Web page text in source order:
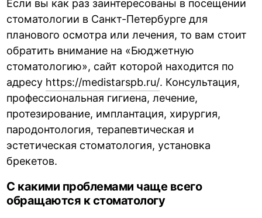
Если вы как раз заинтересованы в посещении
стоматологии в Санкт-Петербурге для
планового осмотра или лечения, то вам стоит
обратить внимание на «Бюджетную
стоматологию», сайт которой находится по
адресу https://medistarspb.ru/. Консультация,
профессиональная гигиена, лечение,
протезирование, имплантация, хирургия,
пародонтология, терапевтическая и
эстетическая стоматология, установка
брекетов.
С какими проблемами чаще всего
обращаются к стоматологу